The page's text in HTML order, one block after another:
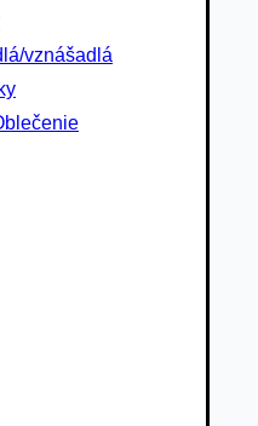
vznášadlá